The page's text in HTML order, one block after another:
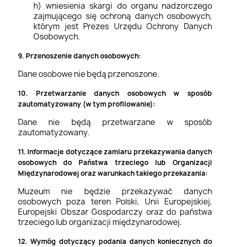
h) wniesienia skargi do organu nadzorczego
zajmującego się ochroną danych osobowych,
którym jest Prezes Urzędu Ochrony Danych
Osobowych.
9. Przenoszenie danych osobowych:
Dane osobowe nie będą przenoszone.
10. Przetwarzanie danych osobowych w sposób
zautomatyzowany (w tym profilowanie):
Dane nie będą przetwarzane w sposób
zautomatyzowany.
11. Informacje dotyczące zamiaru przekazywania danych
osobowych do Państwa trzeciego lub Organizacji
Międzynarodowej oraz warunkach takiego przekazania:
Muzeum nie będzie przekazywać danych
osobowych poza teren Polski, Unii Europejskiej,
Europejski Obszar Gospodarczy oraz do państwa
trzeciego lub organizacji międzynarodowej.
12. Wymóg dotyczący podania danych koniecznych do